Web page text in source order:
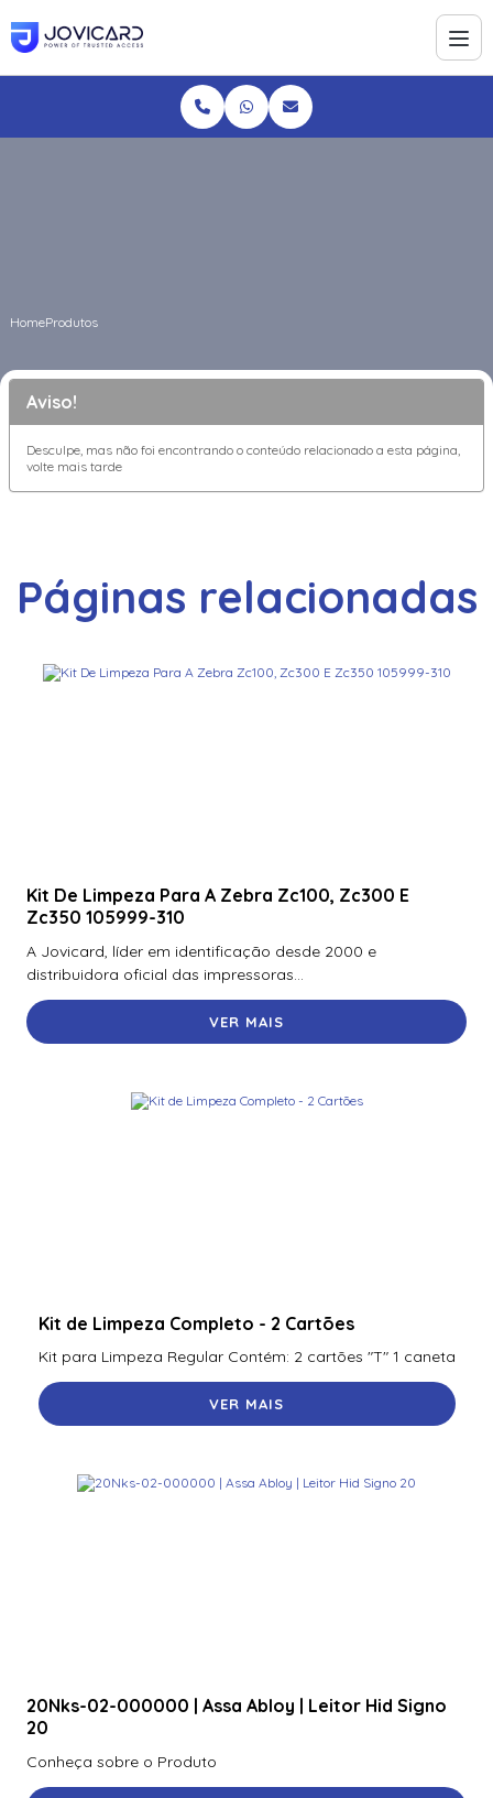
HomeProdutos
Aviso!
Desculpe, mas não foi encontrando o conteúdo relacionado a esta página,
volte mais tarde
Páginas relacionadas
Kit De Limpeza Para A Zebra Zc100, Zc300 E
Zc350 105999-310
A Jovicard, líder em identificação desde 2000 e
distribuidora oficial das impressoras...
VER MAIS
Kit de Limpeza Completo - 2 Cartões
Kit para Limpeza Regular Contém: 2 cartões "T" 1 caneta
VER MAIS
20Nks-02-000000 | Assa Abloy | Leitor Hid Signo
20
Conheça sobre o Produto